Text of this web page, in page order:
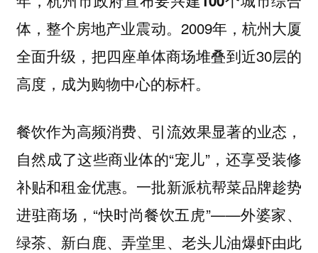
体 ，整个房地产业震动。2009年，杭州大厦
全面升级，把四座单体商场堆叠到近30层的
高度，成为购物中心的标杆。
餐饮作为高频消费、引流效果显著的业态，
自然成了这些商业体的“宠儿”，还享受装修
补贴和租金优惠。一批新派杭帮菜品牌趁势
进驻商场，“快时尚餐饮五虎”——外婆家、
绿茶、新白鹿、弄堂里、老头儿油爆虾由此